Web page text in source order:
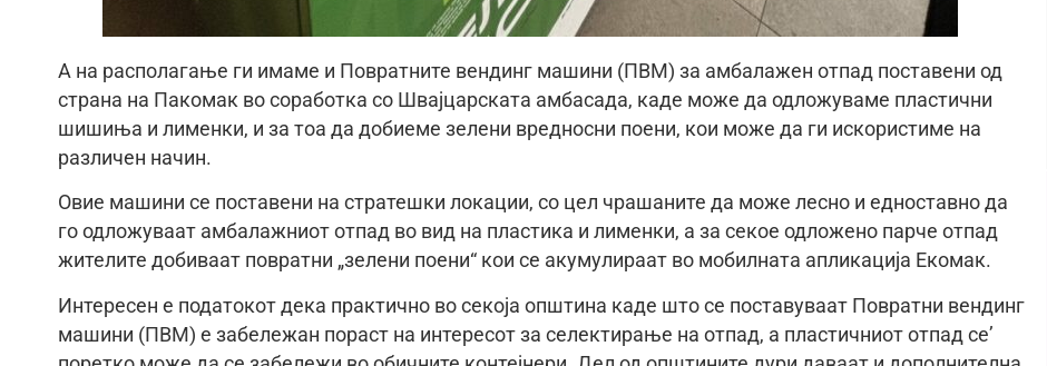
А на располагање ги имаме и Повратните вендинг машини (ПВМ) за амбалажен отпад поставени од
страна на Пакомак во соработка со Швајцарската амбасада, каде може да одложуваме пластични
шишиња и лименки, и за тоа да добиеме зелени вредносни поени, кои може да ги искористиме на
различен начин.
Овие машини се поставени на стратешки локации, со цел чрашаните да може лесно и едноставно да
го одложуваат амбалажниот отпад во вид на пластика и лименки, а за секое одложено парче отпад
жителите добиваат повратни „зелени поени“ кои се акумулираат во мобилната апликација Екомак.
Интересен е податокот дека практично во секоја општина каде што се поставуваат Повратни вендинг
машини (ПВМ) е забележан пораст на интересот за селектирање на отпад, а пластичниот отпад се’